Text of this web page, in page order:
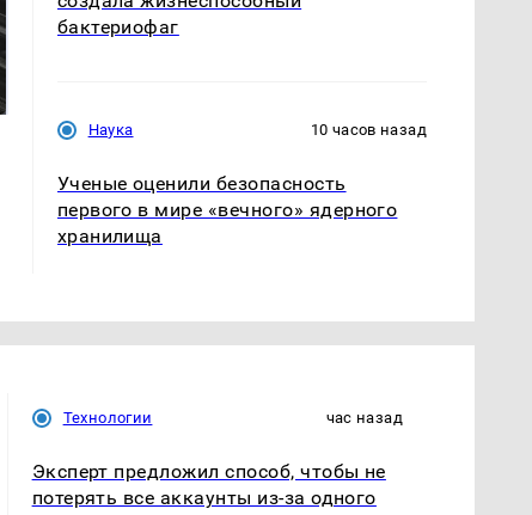
бактериофаг
Наука 10 часов назад
Ученые оценили безопасность
первого в мире «вечного» ядерного
хранилища
Технологии час назад
Эксперт предложил способ, чтобы не
потерять все аккаунты из-за одного